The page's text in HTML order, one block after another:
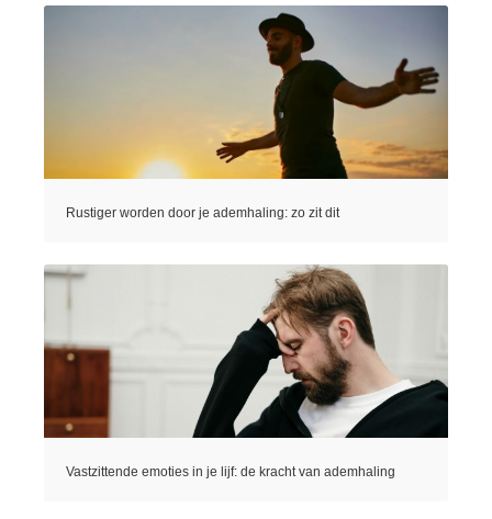
Rustiger worden door je ademhaling: zo zit dit
Vastzittende emoties in je lijf: de kracht van ademhaling